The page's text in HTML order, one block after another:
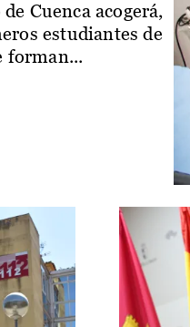
Cuenca acogerá,
estudiantes de
forman...